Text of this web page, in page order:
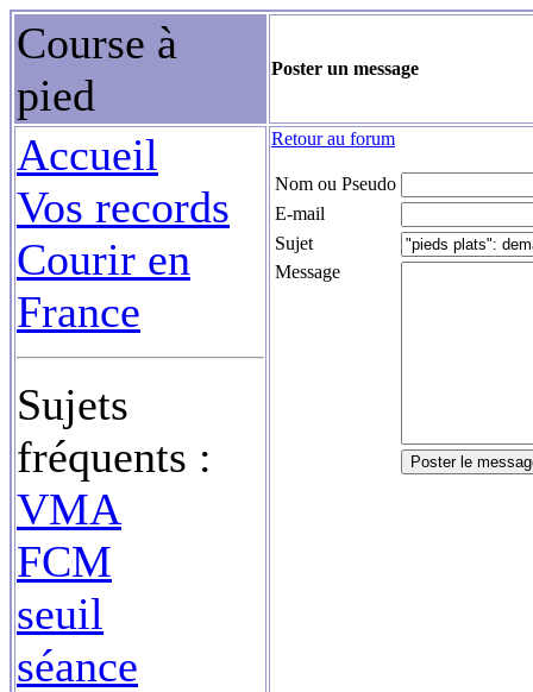
Course à
pied
Poster un message
Accueil
Vos records
Courir en
France
Sujets
fréquents :
VMA
FCM
seuil
séance
Retour au forum
Nom ou Pseudo
E-mail
Sujet
Message